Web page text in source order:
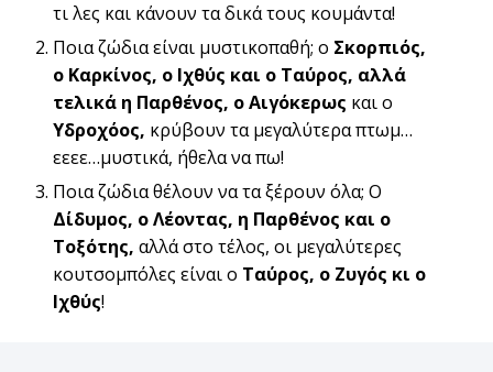
τι λες και κάνουν τα δικά τους κουμάντα!
Ποια ζώδια είναι μυστικοπαθή; ο Σκορπιός,
ο Καρκίνος, ο Ιχθύς και ο Ταύρος, αλλά
τελικά η Παρθένος, ο Αιγόκερως και ο
Υδροχόος, κρύβουν τα μεγαλύτερα πτωμ…
εεεε…μυστικά, ήθελα να πω!
Ποια ζώδια θέλουν να τα ξέρουν όλα; Ο
Δίδυμος, ο Λέοντας, η Παρθένος και ο
Τοξότης, αλλά στο τέλος, οι μεγαλύτερες
κουτσομπόλες είναι ο Ταύρος, ο Ζυγός κι ο
Ιχθύς!